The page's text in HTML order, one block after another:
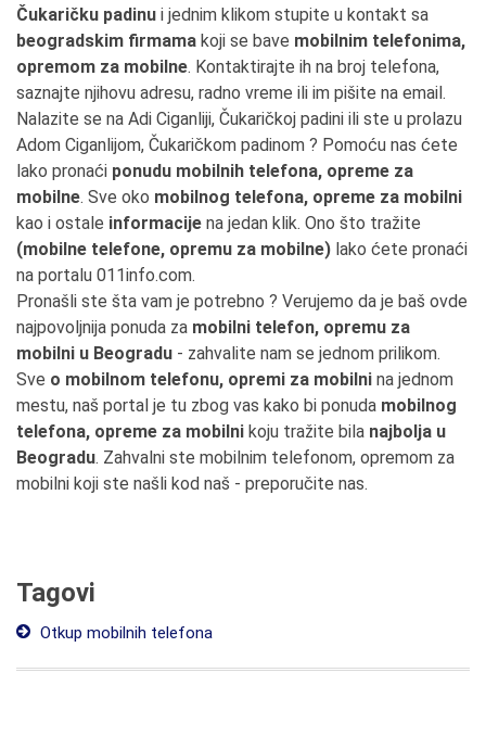
Čukaričku padinu i jednim klikom stupite u kontakt sa
beogradskim firmama koji se bave mobilnim telefonima,
opremom za mobilne. Kontaktirajte ih na broj telefona,
saznajte njihovu adresu, radno vreme ili im pišite na email.
Nalazite se na Adi Ciganliji, Čukaričkoj padini ili ste u prolazu
Adom Ciganlijom, Čukaričkom padinom ? Pomoću nas ćete
lako pronaći ponudu mobilnih telefona, opreme za
mobilne. Sve oko mobilnog telefona, opreme za mobilni
kao i ostale informacije na jedan klik. Ono što tražite
(mobilne telefone, opremu za mobilne) lako ćete pronaći
na portalu 011info.com.
Pronašli ste šta vam je potrebno ? Verujemo da je baš ovde
najpovoljnija ponuda za mobilni telefon, opremu za
mobilni u Beogradu - zahvalite nam se jednom prilikom.
Sve o mobilnom telefonu, opremi za mobilni na jednom
mestu, naš portal je tu zbog vas kako bi ponuda mobilnog
telefona, opreme za mobilni koju tražite bila najbolja u
Beogradu. Zahvalni ste mobilnim telefonom, opremom za
mobilni koji ste našli kod naš - preporučite nas.
Tagovi
Otkup mobilnih telefona